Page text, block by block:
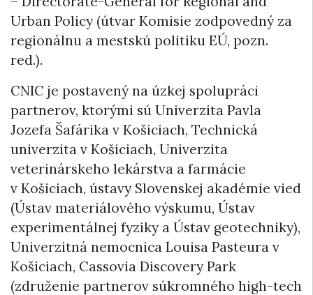
Urban Policy (útvar Komisie zodpovedný za
regionálnu a mestskú politiku EÚ, pozn.
red.).
CNIC je postavený na úzkej spolupráci
partnerov, ktorými sú Univerzita Pavla
Jozefa Šafárika v Košiciach, Technická
univerzita v Košiciach, Univerzita
veterinárskeho lekárstva a farmácie
v Košiciach, ústavy Slovenskej akadémie vied
(Ústav materiálového výskumu, Ústav
experimentálnej fyziky a Ústav geotechniky),
Univerzitná nemocnica Louisa Pasteura v
Košiciach, Cassovia Discovery Park
(združenie partnerov súkromného high-tech